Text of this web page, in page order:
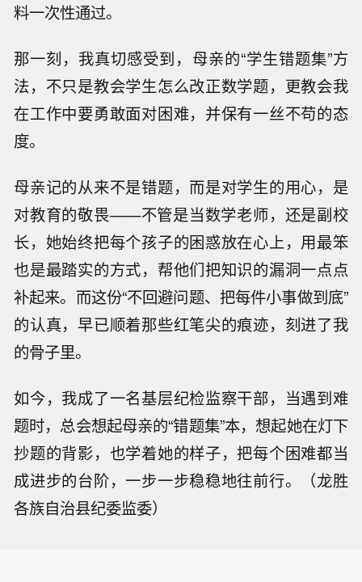
料一次性通过。
那一刻，我真切感受到，母亲的“学生错题集”方
法，不只是教会学生怎么改正数学题，更教会我
在工作中要勇敢面对困难，并保有一丝不苟的态
度。
母亲记的从来不是错题，而是对学生的用心，是
对教育的敬畏——不管是当数学老师，还是副校
长，她始终把每个孩子的困惑放在心上，用最笨
也是最踏实的方式，帮他们把知识的漏洞一点点
补起来。而这份“不回避问题、把每件小事做到底”
的认真，早已顺着那些红笔尖的痕迹，刻进了我
的骨子里。
如今，我成了一名基层纪检监察干部，当遇到难
题时，总会想起母亲的“错题集”本，想起她在灯下
抄题的背影，也学着她的样子，把每个困难都当
成进步的台阶，一步一步稳稳地往前行。（龙胜
各族自治县纪委监委）